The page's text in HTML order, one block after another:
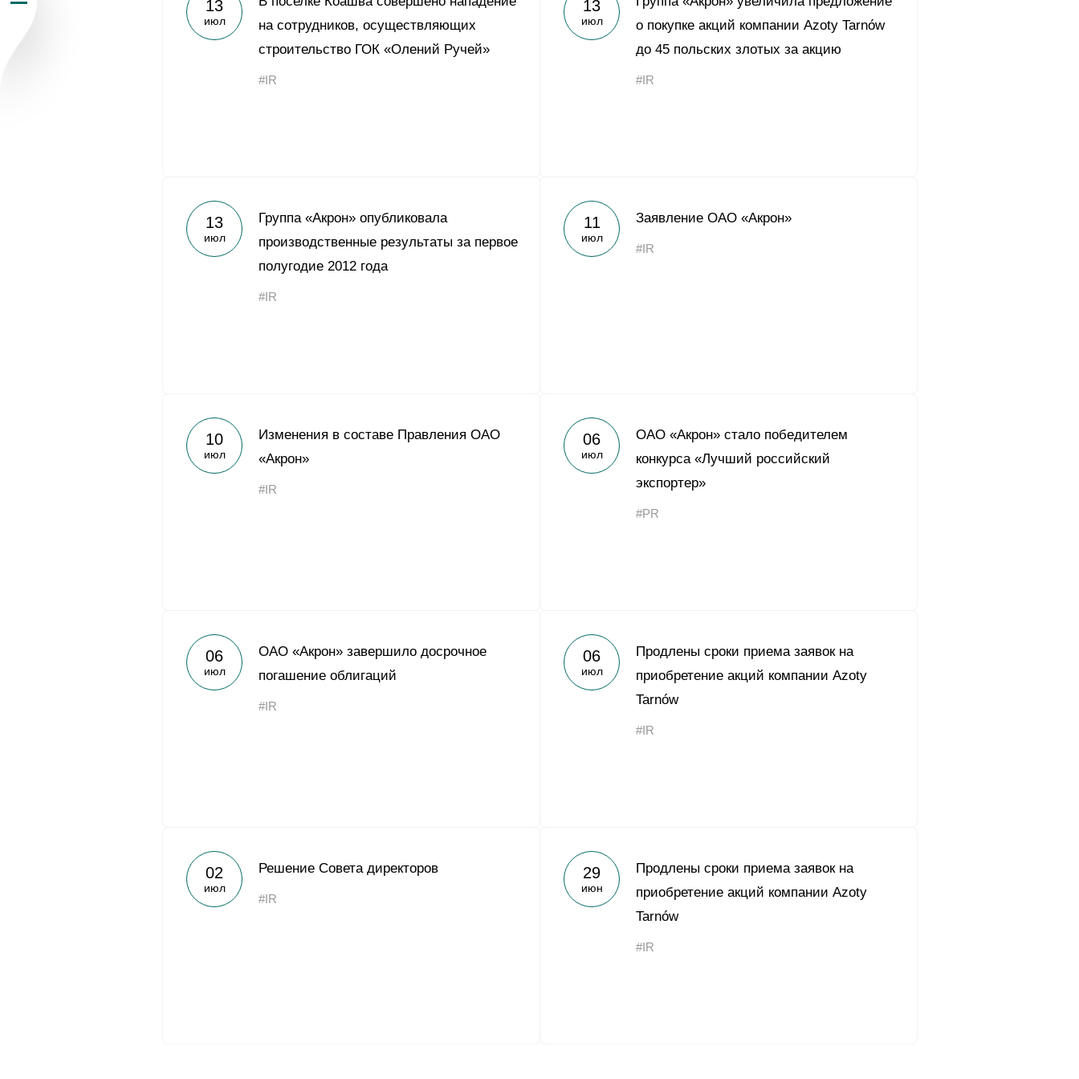
Yong Sheng Feng
Acron Argentina S.R.L
Acron Brasil Ltda.
Пресс-центр
Карьера
13
июл
на сотрудников, осуществляющих
строительство ГОК «Олений Ручей»
#IR
13
июл
о покупке акций компании Azoty Tarnów
до 45 польских злотых за акцию
#IR
13
июл
Группа «Акрон» опубликовала
производственные результаты за первое
полугодие 2012 года
#IR
11
июл
Заявление ОАО «Акрон»
#IR
10
июл
Изменения в составе Правления ОАО
«Акрон»
#IR
06
июл
ОАО «Акрон» стало победителем
конкурса «Лучший российский
экспортер»
#PR
06
июл
ОАО «Акрон» завершило досрочное
погашение облигаций
#IR
06
июл
Продлены сроки приема заявок на
приобретение акций компании Azoty
Tarnów
#IR
02
июл
Решение Совета директоров
#IR
29
июн
Продлены сроки приема заявок на
приобретение акций компании Azoty
Tarnów
#IR